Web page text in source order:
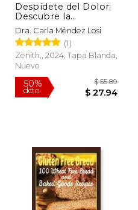
15%
Despídete del Dolor:
Descubre la
Alimentación
Antiinflamatoria
Basada en Vegetales
Para Superar el Dolor
Crónico y Recuperar
Dra. Carla Méndez Losi
(1)
Zenith,, 2024, Tapa Blanda,
Nuevo